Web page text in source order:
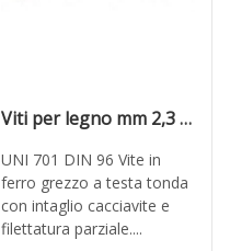
Viti per legno mm 2,3 x 15 in ferro grezzo T.T. taglio cacciavite
UNI 701 DIN 96 Vite in
ferro grezzo a testa tonda
con intaglio cacciavite e
filettatura parziale....